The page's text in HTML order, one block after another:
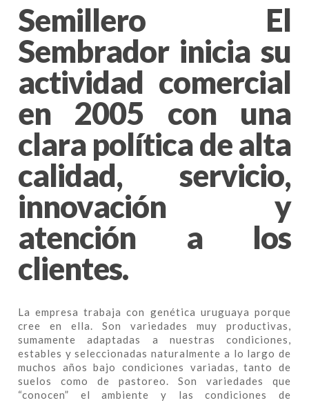
Semillero El
Sembrador inicia su
actividad comercial
en 2005 con una
clara política de alta
calidad, servicio,
innovación y
atención a los
clientes.
La empresa trabaja con genética uruguaya porque
cree en ella. Son variedades muy productivas,
sumamente adaptadas a nuestras condiciones,
estables y seleccionadas naturalmente a lo largo de
muchos años bajo condiciones variadas, tanto de
suelos como de pastoreo. Son variedades que
“conocen” el ambiente y las condiciones de